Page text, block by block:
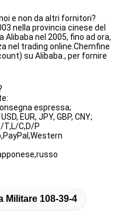
e non da altri fornitori?
nella provincia cinese del
nel 2005, fino ad ora,
nel trading online.Chemfine
su Alibaba., per fornire
espressa;
EUR, JPY, GBP, CNY;
C,D/P
Militare 108-39-4